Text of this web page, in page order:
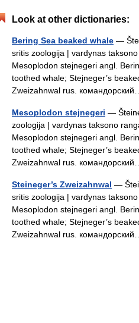
Look at other dictionaries:
Bering Sea beaked whale —
sritis zoologija | vardynas
Mesoplodon stejnegeri angl.
toothed whale; Stejneger’s
Zweizahnwal rus.
Mesoplodon stejnegeri —
zoologija | vardynas taksono
Mesoplodon stejnegeri angl.
toothed whale; Stejneger’s
Zweizahnwal rus.
Steineger’s Zweizahnwal —
sritis zoologija | vardynas
Mesoplodon stejnegeri angl.
toothed whale; Stejneger’s
Zweizahnwal rus.